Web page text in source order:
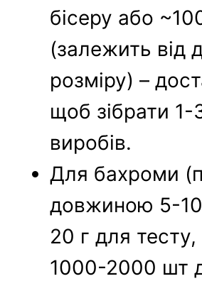
бісеру або
(залежить від
розміру) –
щоб зібрати
виробів.
Для бахроми
довжиною 5-
20 г для
1000-2000 шт